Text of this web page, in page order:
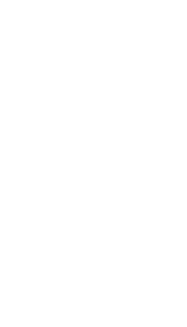
zwrócimy Ci pieniądze (maksymalnie 14 dni)
maja 2014 r. o prawach konsumenta (Dz.U.
towarów, których nie można zwracać ze
itd. nie podlegają zwrotowi ani wymianie.
wady na adres biuro@fabryka-
wysyłki)